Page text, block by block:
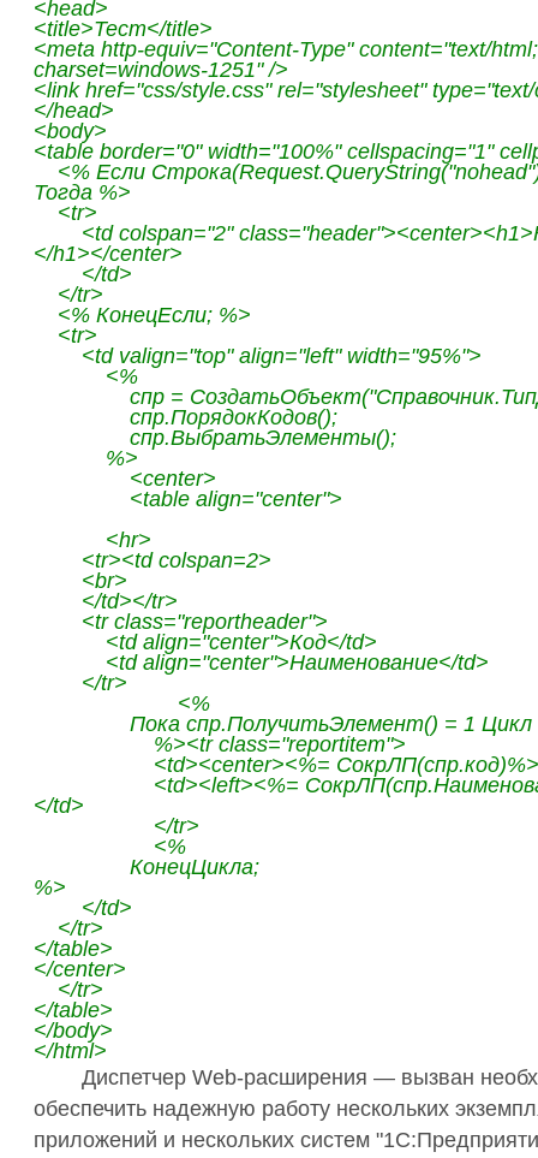
<head>
<title>Тест</title>
<meta http-equiv="Content-Type" content="text/html;
charset=windows-1251" />
<link href="css/style.css" rel="stylesheet"
</head>
<body>
<table border="0" width="100%" cellspacing="1"
<% Если
Тогда %>
<tr>
<td colspan="2"
</h1></center>
</td>
</tr>
<% КонецЕсли; %>
<tr>
<td valign="top" align="left" width="95%">
<%
спр =
спр.ПорядокКодов();
спр.ВыбратьЭлементы();
%>
<center>
<table align="center">
<hr>
<tr><td colspan=2>
<br>
</td></tr>
<tr class="reportheader">
<td align="center">Код</td>
<td align="center">Наименование</td>
</tr>
<%
Пока спр.ПолучитьЭлемент() = 1 Цикл
%><tr class="reportitem">
<td><center><%=
<td><left><%=
</td>
</tr>
<%
КонецЦикла;
%>
</td>
</tr>
</table>
</center>
</tr>
</table>
</body>
</html>
Диспетчер Web-расширения — вызван
обеспечить надежную работу нескольких
приложений и нескольких систем